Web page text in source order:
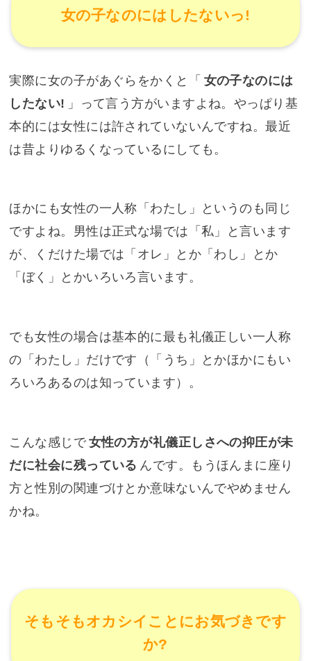
女の子なのにはしたないっ!
実際に女の子があぐらをかくと「 女の子なのには
したない! 」って言う方がいますよね。やっぱり基
本的には女性には許されていないんですね。最近
は昔よりゆるくなっているにしても。
ほかにも女性の一人称「わたし」というのも同じ
ですよね。男性は正式な場では「私」と言います
が、くだけた場では「オレ」とか「わし」とか
「ぼく」とかいろいろ言います。
でも女性の場合は基本的に最も礼儀正しい一人称
の「わたし」だけです（「うち」とかほかにもい
ろいろあるのは知っています）。
こんな感じで女性の方が礼儀正しさへの抑圧が未
だに社会に残っている んです。もうほんまに座り
方と性別の関連づけとか意味ないんでやめません
かね。
そもそもオカシイことにお気づきです
か?